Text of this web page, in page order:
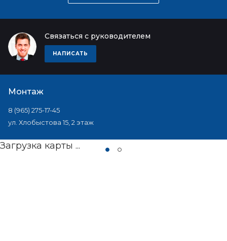
Связаться с руководителем
НАПИСАТЬ
Монтаж
8 (965) 275-17-45
ул. Хлобыстова 15, 2 этаж
Загрузка карты ...